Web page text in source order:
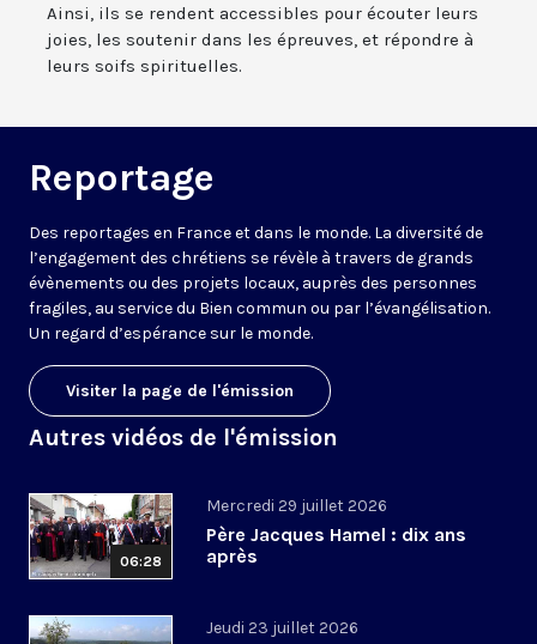
Ainsi, ils se rendent accessibles pour écouter leurs
joies, les soutenir dans les épreuves, et répondre à
leurs soifs spirituelles.
Reportage
Des reportages en France et dans le monde. La diversité de
l’engagement des chrétiens se révèle à travers de grands
évènements ou des projets locaux, auprès des personnes
fragiles, au service du Bien commun ou par l’évangélisation.
Un regard d’espérance sur le monde.
Visiter la page de l'émission
Autres vidéos de l'émission
06:28
Mercredi 29 juillet 2026
Père Jacques Hamel : dix ans
après
Jeudi 23 juillet 2026